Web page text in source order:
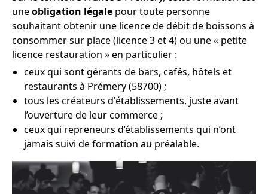
uneobligation légale pour toute personne
souhaitant obtenir une licence de débit de boissons à
consommer sur place (licence 3 et 4) ou une « petite
licence restauration » en particulier :
ceux qui sont gérants de bars, cafés, hôtels et
restaurants à Prémery (58700) ;
tous les créateurs d'établissements, juste avant
l’ouverture de leur commerce ;
ceux qui repreneurs d’établissements qui n’ont
jamais suivi de formation au préalable.